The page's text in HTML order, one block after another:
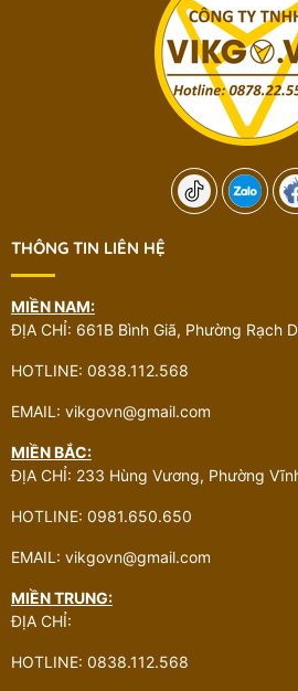
THÔNG TIN LIÊN HỆ
MIỀN NAM:
ĐỊA CHỈ: 661B Bình Giã, Phường Rạch
HOTLINE: 0838.112.568
EMAIL: vikgovn@gmail.com
MIỀN BẮC:
ĐỊA CHỈ: 233 Hùng Vương, Phường
HOTLINE: 0981.650.650
EMAIL: vikgovn@gmail.com
MIỀN TRUNG:
ĐỊA CHỈ:
HOTLINE: 0838.112.568